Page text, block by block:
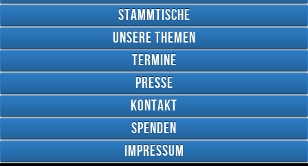
Twitter
Google
Plus
Stammtische
Unsere Themen
Termine
Presse
Kontakt
Spenden
Impressum